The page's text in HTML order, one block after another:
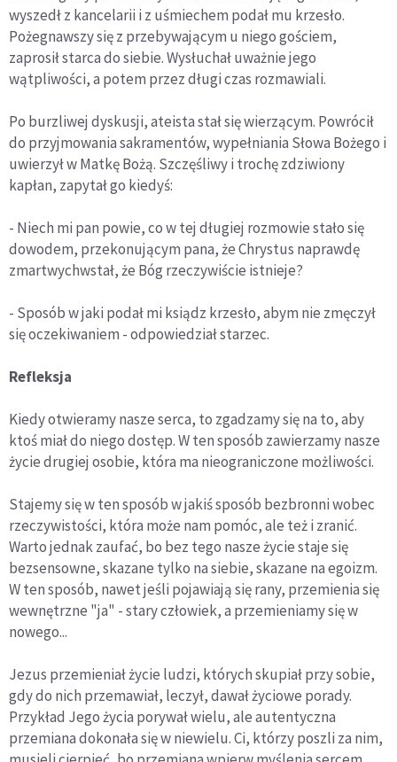
wyszedł z kancelarii i z uśmiechem podał mu krzesło.
Pożegnawszy się z przebywającym u niego gościem,
zaprosił starca do siebie. Wysłuchał uważnie jego
wątpliwości, a potem przez długi czas rozmawiali.
Po burzliwej dyskusji, ateista stał się wierzącym. Powrócił
do przyjmowania sakramentów, wypełniania Słowa Bożego i
uwierzył w Matkę Bożą. Szczęśliwy i trochę zdziwiony
kapłan, zapytał go kiedyś:
- Niech mi pan powie, co w tej długiej rozmowie stało się
dowodem, przekonującym pana, że Chrystus naprawdę
zmartwychwstał, że Bóg rzeczywiście istnieje?
- Sposób w jaki podał mi ksiądz krzesło, abym nie zmęczył
się oczekiwaniem - odpowiedział starzec.
Refleksja
Kiedy otwieramy nasze serca, to zgadzamy się na to, aby
ktoś miał do niego dostęp. W ten sposób zawierzamy nasze
życie drugiej osobie, która ma nieograniczone możliwości.
Stajemy się w ten sposób w jakiś sposób bezbronni wobec
rzeczywistości, która może nam pomóc, ale też i zranić.
Warto jednak zaufać, bo bez tego nasze życie staje się
bezsensowne, skazane tylko na siebie, skazane na egoizm.
W ten sposób, nawet jeśli pojawiają się rany, przemienia się
wewnętrzne "ja" - stary człowiek, a przemieniamy się w
nowego...
Jezus przemieniał życie ludzi, których skupiał przy sobie,
gdy do nich przemawiał, leczył, dawał życiowe porady.
Przykład Jego życia porywał wielu, ale autentyczna
przemiana dokonała się w niewielu. Ci, którzy poszli za nim,